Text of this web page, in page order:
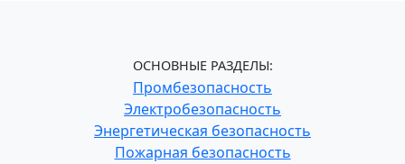
ОСНОВНЫЕ РАЗДЕЛЫ:
Промбезопасность
Электробезопасность
Энергетическая безопасность
Пожарная безопасность